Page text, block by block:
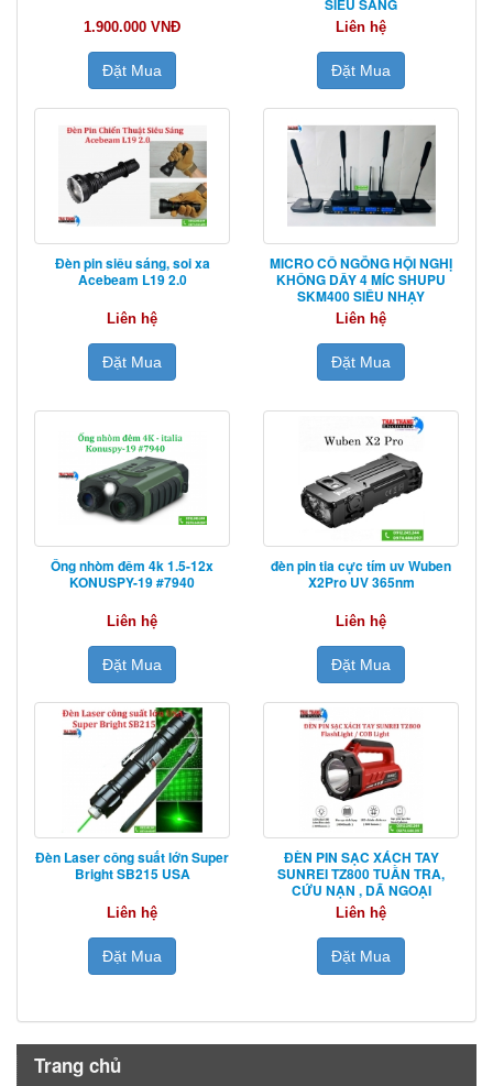
1.900.000 VNĐ
Đặt Mua
SIÊU SÁNG
Liên hệ
Đặt Mua
Đèn pin siêu sáng, soi xa
Acebeam L19 2.0
Liên hệ
Đặt Mua
MICRO CỔ NGỖNG HỘI NGHỊ
KHÔNG DÂY 4 MÍC SHUPU
SKM400 SIÊU NHẠY
Liên hệ
Đặt Mua
Ống nhòm đêm 4k 1.5-12x
KONUSPY-19 #7940
Liên hệ
Đặt Mua
đèn pin tia cực tím uv Wuben
X2Pro UV 365nm
Liên hệ
Đặt Mua
Đèn Laser công suất lớn Super
Bright SB215 USA
Liên hệ
Đặt Mua
ĐÈN PIN SẠC XÁCH TAY
SUNREI TZ800 TUẦN TRA,
CỨU NẠN , DÃ NGOẠI
Liên hệ
Đặt Mua
Trang chủ